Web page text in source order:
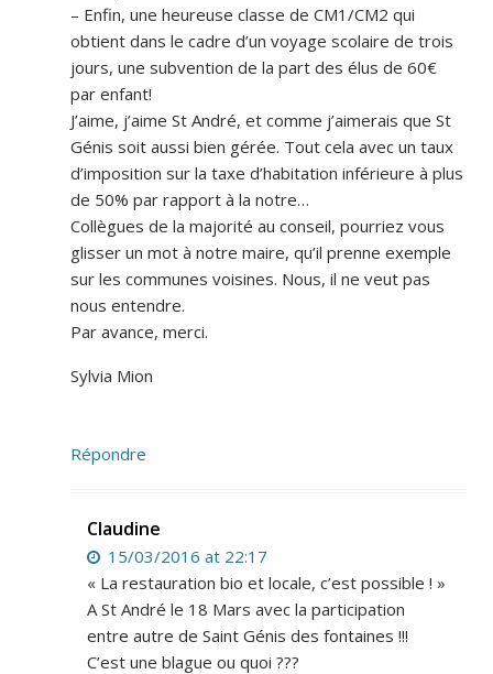
– Enfin, une heureuse classe de CM1/CM2 qui
obtient dans le cadre d’un voyage scolaire de trois
jours, une subvention de la part des élus de 60€
par enfant!
J’aime, j’aime St André, et comme j’aimerais que St
Génis soit aussi bien gérée. Tout cela avec un taux
d’imposition sur la taxe d’habitation inférieure à plus
de 50% par rapport à la notre…
Collègues de la majorité au conseil, pourriez vous
glisser un mot à notre maire, qu’il prenne exemple
sur les communes voisines. Nous, il ne veut pas
nous entendre.
Par avance, merci.
Sylvia Mion
Répondre
Claudine
15/03/2016 at 22:17
« La restauration bio et locale, c’est possible ! »
A St André le 18 Mars avec la participation
entre autre de Saint Génis des fontaines !!!
C’est une blague ou quoi ???